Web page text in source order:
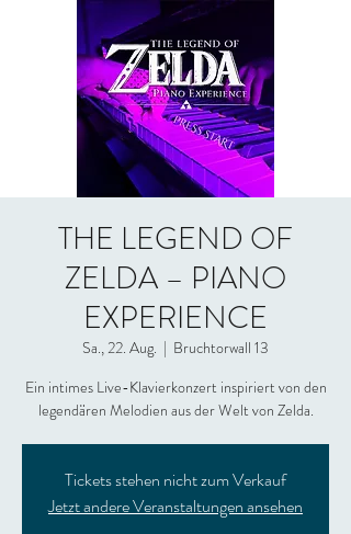
THE LEGEND OF
ZELDA – PIANO
EXPERIENCE
Sa., 22. Aug.
  |
Bruchtorwall 13
Ein intimes Live-Klavierkonzert inspiriert von den
legendären Melodien aus der Welt von Zelda.
Tickets stehen nicht zum Verkauf
Jetzt andere Veranstaltungen ansehen